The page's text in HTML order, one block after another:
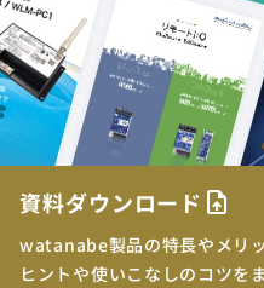
資料ダウンロード upload_file
watanabe製品の特長やメリ
ヒントや使いこなしのコツを